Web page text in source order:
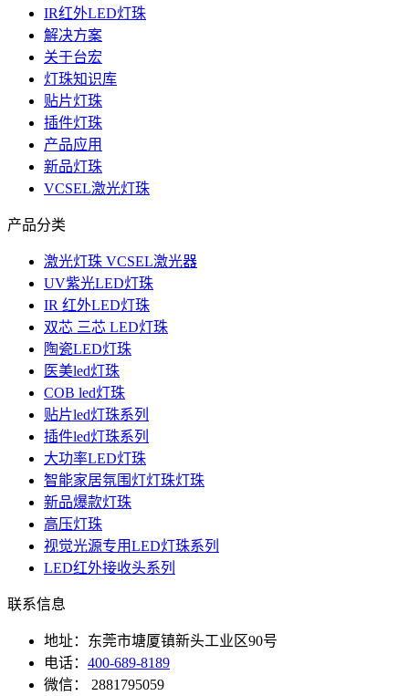
IR红外LED灯珠
解决方案
关于台宏
灯珠知识库
贴片灯珠
插件灯珠
产品应用
新品灯珠
VCSEL激光灯珠
产品分类
激光灯珠 VCSEL激光器
UV紫光LED灯珠
IR 红外LED灯珠
双芯 三芯 LED灯珠
陶瓷LED灯珠
医美led灯珠
COB led灯珠
贴片led灯珠系列
插件led灯珠系列
大功率LED灯珠
智能家居氛围灯灯珠灯珠
新品爆款灯珠
高压灯珠
视觉光源专用LED灯珠系列
LED红外接收头系列
联系信息
地址：东莞市塘厦镇新头工业区90号
电话： 400-689-8189
微信： 2881795059